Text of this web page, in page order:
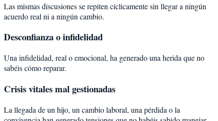
Las mismas discusiones se repiten cíclicamente sin llegar a ningún
acuerdo real ni a ningún cambio.
Desconfianza o infidelidad
Una infidelidad, real o emocional, ha generado una herida que no
sabéis cómo reparar.
Crisis vitales mal gestionadas
La llegada de un hijo, un cambio laboral, una pérdida o la